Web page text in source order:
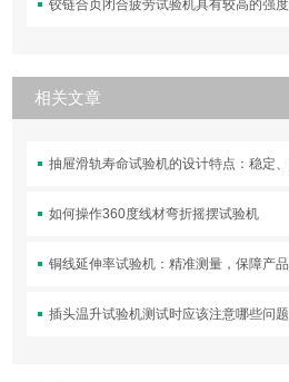
铰链合页闭合疲劳试验机具有较高的强
相关文章
抽屉滑轨寿命试验机的设计特点：稳定
如何操作360度线材弯折摇摆试验机
铜线延伸率试验机：精准测量，保障产
插头温升试验机测试时应该注意哪些问题